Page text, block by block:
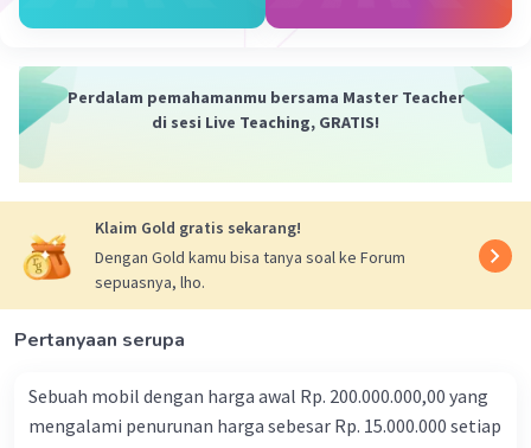
Balas
Perdalam pemahamanmu bersama Master Teacher
di sesi Live Teaching, GRATIS!
Klaim Gold gratis sekarang!
Dengan Gold kamu bisa tanya soal ke Forum
sepuasnya, lho.
Pertanyaan serupa
Sebuah mobil dengan harga awal Rp. 200.000.000,00 yang
mengalami penurunan harga sebesar Rp. 15.000.000 setiap